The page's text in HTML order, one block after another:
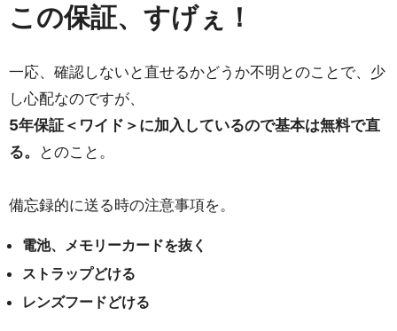
この保証、すげぇ！
一応、確認しないと直せるかどうか不明とのことで、少
し心配なのですが、
5年保証＜ワイド＞に加入しているので基本は無料で直
る。
とのこと。
備忘録的に送る時の注意事項を。
電池、メモリーカードを抜く
ストラップどける
レンズフードどける